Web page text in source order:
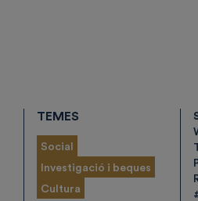
TEMES
Social
Investigació i beques
Cultura